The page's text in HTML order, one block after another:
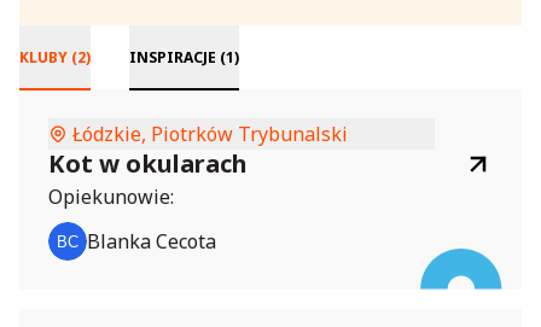
KLUBY (2) INSPIRACJE (1)
Łódzkie, Piotrków Trybunalski
Kot w okularach
Opiekunowie:
Blanka Cecota